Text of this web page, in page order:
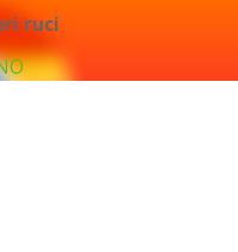
ruci